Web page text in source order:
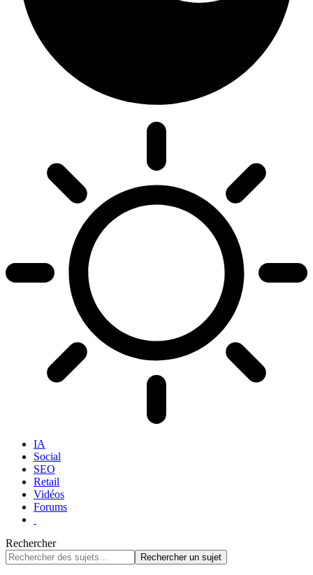
IA
Social
SEO
Retail
Vidéos
Forums
Rechercher